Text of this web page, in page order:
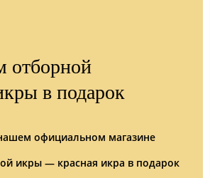
отборной
в подарок
официальном магазине
икры — красная икра в подарок